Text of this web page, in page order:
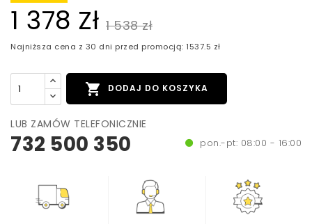
1 378 Zł 1 538 zł
Najniższa cena z 30 dni przed promocją: 1537.5 zł
 DODAJ DO KOSZYKA
LUB ZAMÓW TELEFONICZNIE
732 500 350 pon.-pt: 08:00 - 16:00